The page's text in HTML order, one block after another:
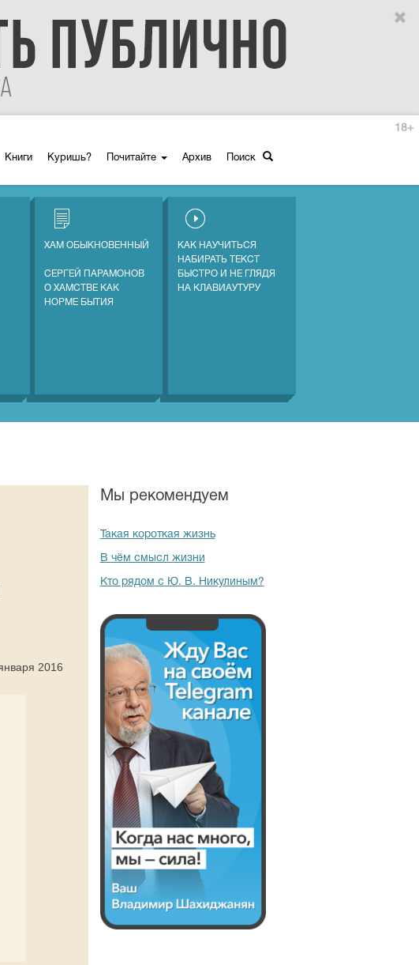
Книги Куришь? Почитайте Архив Поиск
18+
ХАМ ОБЫКНОВЕННЫЙ
СЕРГЕЙ ПАРАМОНОВ
О ХАМСТВЕ КАК
НОРМЕ БЫТИЯ
КАК НАУЧИТЬСЯ
НАБИРАТЬ ТЕКСТ
БЫСТРО И НЕ ГЛЯДЯ
НА КЛАВИАУТУРУ
2016
Мы рекомендуем
Такая короткая жизнь
В чём смысл жизни
Кто рядом с Ю. В. Никулиным?